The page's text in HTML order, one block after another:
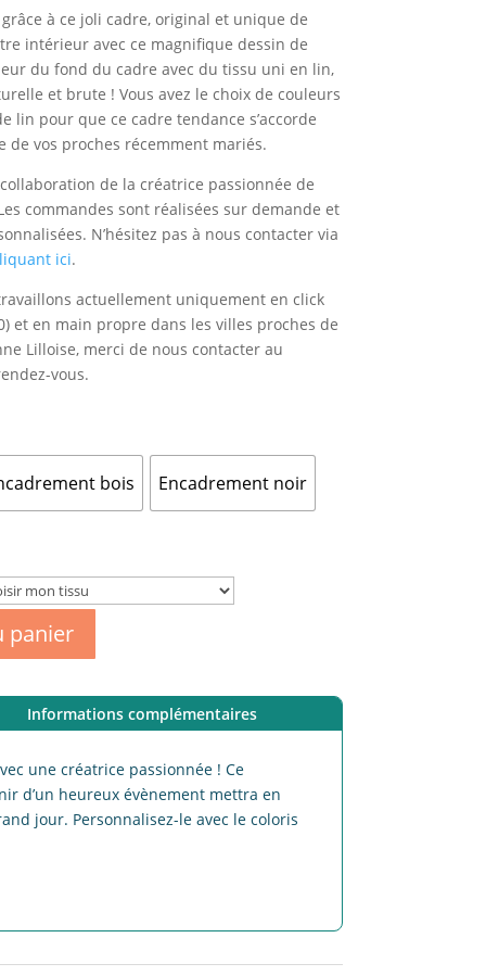
à ce joli cadre, original et unique de
intérieur avec ce magnifique dessin de
du fond du cadre avec du tissu uni en lin,
et brute ! Vous avez le choix de couleurs
lin pour que ce cadre tendance s’accorde
de vos proches récemment mariés.
de la créatrice passionnée de
commandes sont réalisées sur demande et
N’hésitez pas à nous contacter via
ici.
actuellement uniquement en click
et en main propre dans les villes proches de
Lilloise, merci de nous contacter au
vous.
bois Encadrement noir
panier
Informations complémentaires
une créatrice passionnée ! Ce
d’un heureux évènement mettra en
jour. Personnalisez-le avec le coloris